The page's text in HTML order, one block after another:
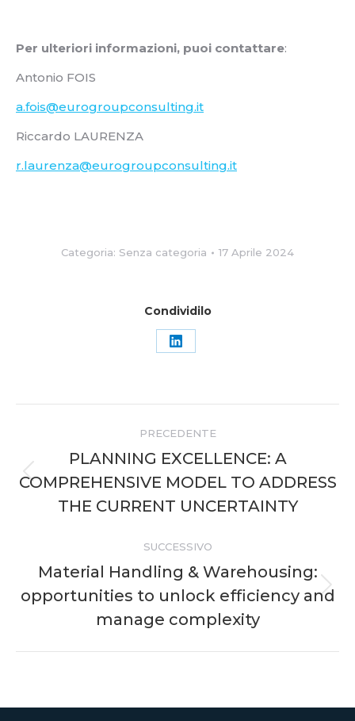
Per ulteriori informazioni, puoi contattare:
Antonio FOIS
a.fois@eurogroupconsulting.it
Riccardo LAURENZA
r.laurenza@eurogroupconsulting.it
Categoria: Senza categoria 17 Aprile 2024
Condividilo
Condividi
tra
i
PRECEDENTE
Post
precedente:
PLANNING EXCELLENCE: A
COMPREHENSIVE MODEL TO ADDRESS
THE CURRENT UNCERTAINTY
SUCCESSIVO
Prossimo
post:
Material Handling & Warehousing:
opportunities to unlock efficiency and
manage complexity